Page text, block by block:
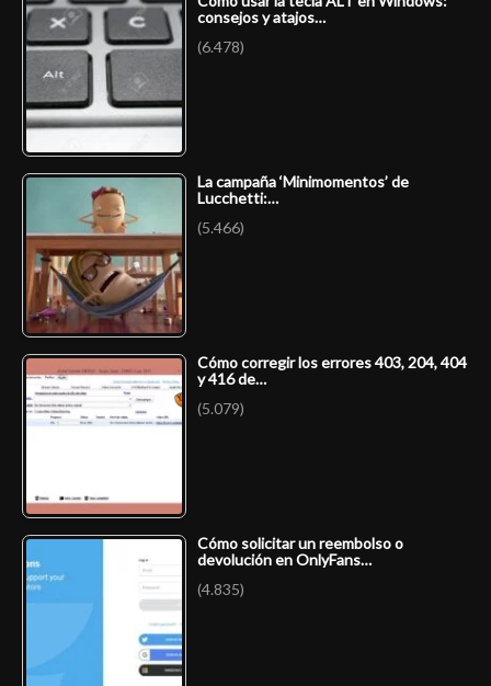
consejos y atajos…
(6.478)
La campaña ‘Minimomentos’ de
Lucchetti:…
(5.466)
Cómo corregir los errores 403, 204, 404
y 416 de…
(5.079)
Cómo solicitar un reembolso o
devolución en OnlyFans…
(4.835)